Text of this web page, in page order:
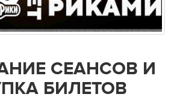
СЕАНСОВ И
БИЛЕТОВ